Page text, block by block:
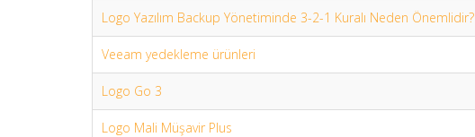
Logo Yazılım Backup Yönetiminde 3-2-1 Kuralı Neden Önemlidir?
Veeam yedekleme ürünleri
Logo Go 3
Logo Mali Müşavir Plus